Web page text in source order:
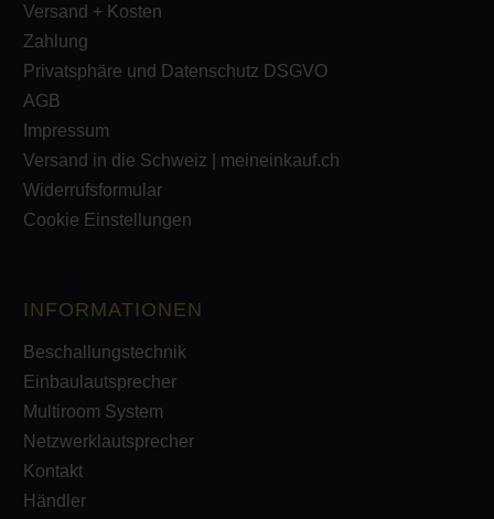
Versand + Kosten
Zahlung
Privatsphäre und Datenschutz DSGVO
AGB
Impressum
Versand in die Schweiz | meineinkauf.ch
Widerrufsformular
Cookie Einstellungen
INFORMATIONEN
Beschallungstechnik
Einbaulautsprecher
Multiroom System
Netzwerklautsprecher
Kontakt
Händler